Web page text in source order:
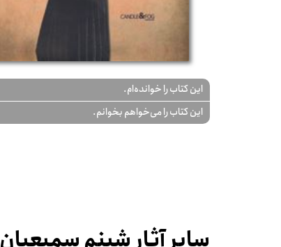
این کتاب را خوانده‌ام.
این کتاب را می‌خواهم بخوانم.
سایر آثار شبنم سمیعیان